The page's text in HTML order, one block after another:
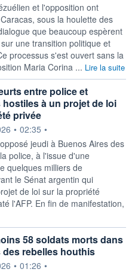
et l'opposition ont
sous la houlette des
que beaucoup espèrent
une transition politique et
processus s'est ouvert sans la
Maria Corina ... Lire la suite
entre police et
à un projet de loi
privée
par
• 02:35 •
jeudi à Buenos Aires des
police, à l'issue d'une
quelques milliers de
le Sénat argentin qui
de loi sur la propriété
l'AFP. En fin de manifestation,
58 soldats morts dans
rebelles houthis
par
• 01:26 •